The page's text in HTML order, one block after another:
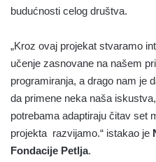
budućnosti celog društva.
„Kroz ovaj projekat stvaramo
učenje zasnovane na našem
programiranja, a drago nam je
da primene neka naša
potrebama adaptiraju čitav set
projekta razvijamo.“ istakao je
Fondacije Petlja.